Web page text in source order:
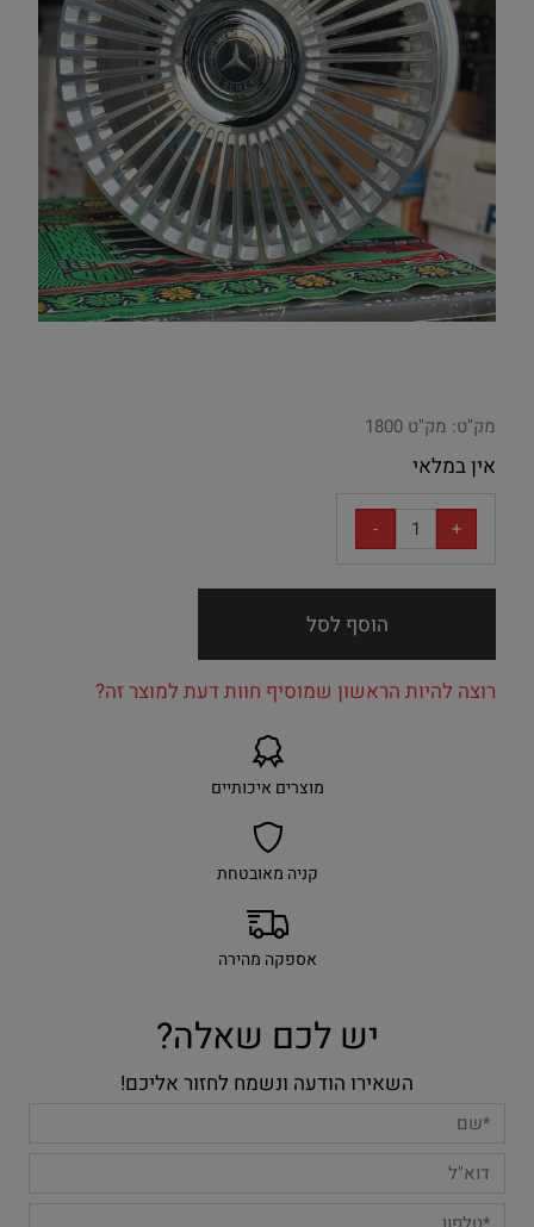
מק"ט: מק"ט 1800
אין במלאי
הוסף לסל
רוצה להיות הראשון שמוסיף חוות דעת למוצר זה?
מוצרים איכותיים
קניה מאובטחת
אספקה מהירה
יש לכם שאלה?
השאירו הודעה ונשמח לחזור אליכם!